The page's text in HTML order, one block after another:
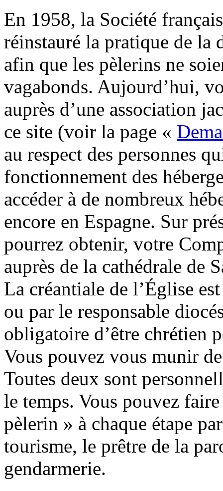
En 1958, la Société
réinstauré la pratique de la
afin que les pèlerins ne
vagabonds. Aujourd’hui,
auprès d’une association
ce site (voir la page «
au respect des personnes
fonctionnement des
accéder à de nombreux
encore en Espagne. Sur
pourrez obtenir, votre
auprès de la cathédrale de
La créantiale de l’Église
ou par le responsable
obligatoire d’être chrétien
Vous pouvez vous munir
Toutes deux sont
le temps. Vous pouvez
pèlerin » à chaque étape
tourisme, le prêtre de la
gendarmerie.